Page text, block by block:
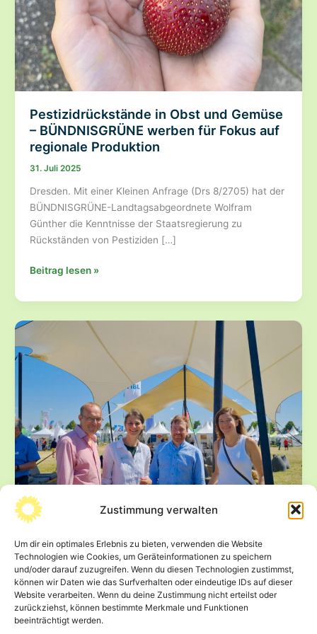
Zustimmung verwalten
Um dir ein optimales Erlebnis zu bieten, verwenden die Website
Technologien wie Cookies, um Geräteinformationen zu speichern
und/oder darauf zuzugreifen. Wenn du diesen Technologien zustimmst,
können wir Daten wie das Surfverhalten oder eindeutige IDs auf dieser
Website verarbeiten. Wenn du deine Zustimmung nicht erteilst oder
zurückziehst, können bestimmte Merkmale und Funktionen
beeinträchtigt werden.
Pestizidrückstände in Obst und Gemüse
– BÜNDNISGRÜNE werben für Fokus auf
regionale Produktion
31. Juli 2025
Dresden. Mit einer Kleinen Anfrage (Drs 8/2705) hat der
BÜNDNISGRÜNE-Landtagsabgeordnete Wolfram
Günther die Kenntnisse der Staatsregierung zu
Rückständen von Pestiziden […]
Pestizidrückstände
Obst
und
–
BÜNDNISGRÜNE
Fokus
auf
regionale
Produktion
Beitrag lesen »
Ein starkes Signal für den Osten und für
den Ökolandbau
Es war ein besonderer Moment – nicht nur für mich
persönlich, sondern für die gesamte ökologische